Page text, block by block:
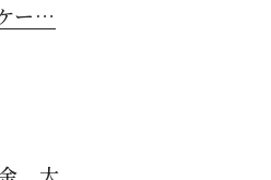
ース
も